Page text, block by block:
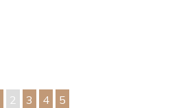
2 3 4 5